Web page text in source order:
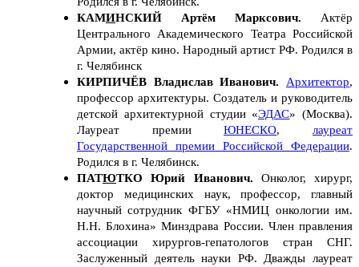
КАМИНСКИЙ Артём Марксович. Актёр
Центрального Академического Театра Российской
Армии, актёр кино. Народный артист РФ. Родился в
г. Челябинск
КИРПИЧЁВ Владислав Иванович. Архитектор,
профессор архитектуры. Создатель и руководитель
детской архитектурной студии «ЭДАС» (Москва).
Лауреат премииЮНЕСКО,лауреат
Государственной премии Российской Федерации.
Родился в г. Челябинск.
ПАТЮТКО Юрий Иванович. Онколог, хирург,
доктор медицинских наук, профессор, главный
научный сотрудник ФГБУ «НМИЦ онкологии им.
Н.Н. Блохина» Минздрава России. Член правления
ассоциации хирургов-гепатологов стран СНГ.
Заслуженный деятель науки РФ. Дважды лауреат